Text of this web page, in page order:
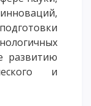
развитию
и